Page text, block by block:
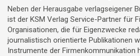
Neben der Herausgabe verlagseigener
ist der KSM Verlag Service-Partner für
Organisationen, die für Eigenzwecke
journalistisch orientierte Publikationen
Instrumente der Firmenkommunikation